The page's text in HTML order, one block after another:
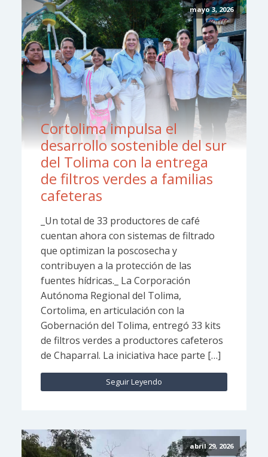
mayo 3, 2026
Cortolima impulsa el
desarrollo sostenible del sur
del Tolima con la entrega
de filtros verdes a familias
cafeteras
_Un total de 33 productores de café
cuentan ahora con sistemas de filtrado
que optimizan la poscosecha y
contribuyen a la protección de las
fuentes hídricas._ La Corporación
Autónoma Regional del Tolima,
Cortolima, en articulación con la
Gobernación del Tolima, entregó 33 kits
de filtros verdes a productores cafeteros
de Chaparral. La iniciativa hace parte […]
Seguir Leyendo
abril 29, 2026